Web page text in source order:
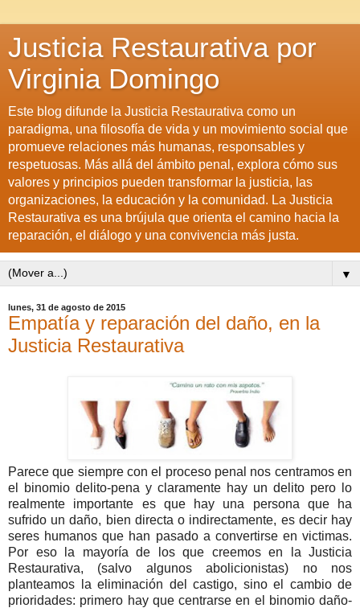
Justicia Restaurativa por
Virginia Domingo
Este blog difunde la Justicia Restaurativa como un
paradigma, una filosofía de vida y un movimiento social que
promueve relaciones más humanas, responsables y
respetuosas. Más allá del ámbito penal, explora cómo sus
valores y principios pueden transformar la justicia, las
organizaciones, la educación y la comunidad. La Justicia
Restaurativa es una brújula que orienta el camino hacia la
reparación, el diálogo y una convivencia más justa.
▼
lunes, 31 de agosto de 2015
Empatía y reparación del daño, en la
Justicia Restaurativa
Parece que siempre con el proceso penal nos centramos en
el binomio delito-pena y claramente hay un delito pero lo
realmente importante es que hay una persona que ha
sufrido un daño, bien directa o indirectamente, es decir hay
seres humanos que han pasado a convertirse en victimas.
Por eso la mayoría de los que creemos en la Justicia
Restaurativa, (salvo algunos abolicionistas) no nos
planteamos la eliminación del castigo, sino el cambio de
prioridades: primero hay que centrarse en el binomio daño-